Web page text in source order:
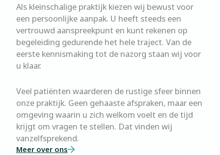
Als kleinschalige praktijk kiezen wij bewust voor
een persoonlijke aanpak. U heeft steeds een
vertrouwd aanspreekpunt en kunt rekenen op
begeleiding gedurende het hele traject. Van de
eerste kennismaking tot de nazorg staan wij voor
u klaar.
Veel patiënten waarderen de rustige sfeer binnen
onze praktijk. Geen gehaaste afspraken, maar een
omgeving waarin u zich welkom voelt en de tijd
krijgt om vragen te stellen. Dat vinden wij
vanzelfsprekend.
Meer over ons